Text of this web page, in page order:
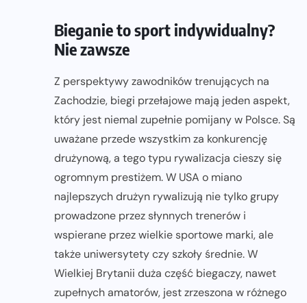
Bieganie to sport indywidualny?
Nie zawsze
Z perspektywy zawodników trenujących na
Zachodzie, biegi przełajowe mają jeden aspekt,
który jest niemal zupełnie pomijany w Polsce. Są
uważane przede wszystkim za konkurencję
drużynową, a tego typu rywalizacja cieszy się
ogromnym prestiżem. W USA o miano
najlepszych drużyn rywalizują nie tylko grupy
prowadzone przez słynnych trenerów i
wspierane przez wielkie sportowe marki, ale
także uniwersytety czy szkoły średnie. W
Wielkiej Brytanii duża część biegaczy, nawet
zupełnych amatorów, jest zrzeszona w różnego